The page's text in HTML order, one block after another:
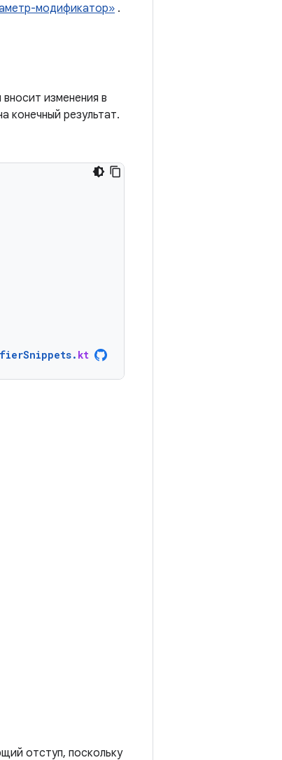
модификатор» .
изменения в
конечный результат.
. kt
отступ, поскольку